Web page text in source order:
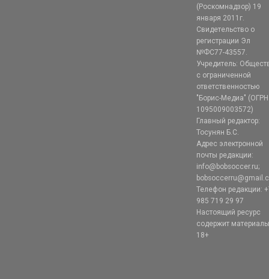
(Роскомнадзор) 19
января 2011г.
Свидетельство о
регистрации Эл
№ФС77-43557.
Учредитель:
с ограниченной
ответственностью
"Борис-Медиа" (ОГРН
1095009003572)
Главный редактор:
Тосунян Б.С.
Адрес электронной
почты редакции:
info@bobsoccer.ru;
Телефон редакции:
985 719 29 97
Настоящий ресурс
содержит
18+